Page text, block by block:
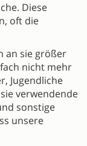
Diese
oft die
an sie größer
nicht mehr
Jugendliche
verwendende
sonstige
unsere